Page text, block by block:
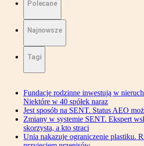
Polecane
Najnowsze
Tagi
Fundacje rodzinne inwestują w
Niektóre w 40 spółek naraz
Jest sposób na SENT. Status AEO
Zmiany w systemie SENT. Ekspert
skorzysta, a kto straci
Unia nakazuje ograniczenie plastiku.